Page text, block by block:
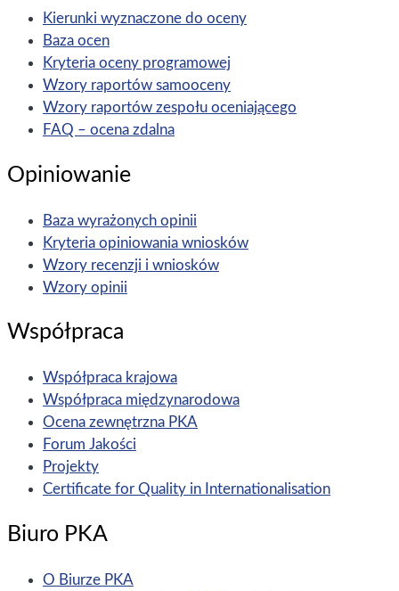
Kierunki wyznaczone do oceny
Baza ocen
Kryteria oceny programowej
Wzory raportów samooceny
Wzory raportów zespołu oceniającego
FAQ – ocena zdalna
Opiniowanie
Baza wyrażonych opinii
Kryteria opiniowania wniosków
Wzory recenzji i wniosków
Wzory opinii
Współpraca
Współpraca krajowa
Współpraca międzynarodowa
Ocena zewnętrzna PKA
Forum Jakości
Projekty
Certificate for Quality in Internationalisation
Biuro PKA
O Biurze PKA